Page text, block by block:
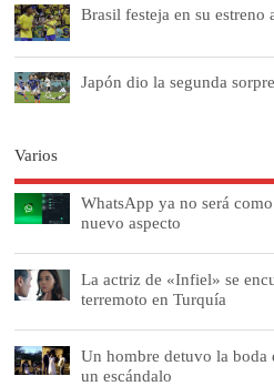
Brasil festeja en su estreno
Japón dio la segunda
Varios
WhatsApp ya no será
nuevo aspecto
La actriz de «Infiel» se
terremoto en Turquía
Un hombre detuvo la
un escándalo